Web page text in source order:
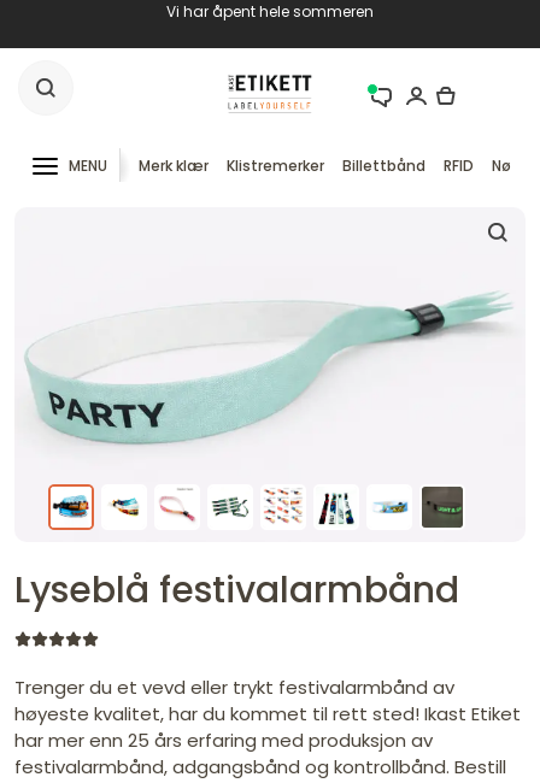
Vi har åpent hele sommeren
MENU Merk klær Klistremerker Billettbånd RFID
Lyseblå festivalarmbånd
Trenger du et vevd eller trykt festivalarmbånd av
høyeste kvalitet, har du kommet til rett sted! Ikast Etiket
har mer enn 25 års erfaring med produksjon av
festivalarmbånd, adgangsbånd og kontrollbånd. Bestill